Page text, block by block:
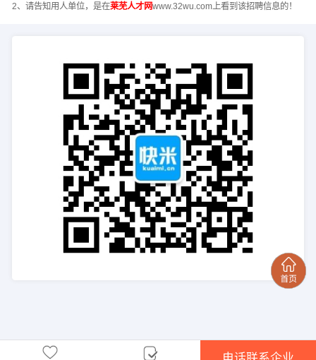
2、请告知用人单位，是在莱芜人才网www.32wu.com上看到该招聘信息的！